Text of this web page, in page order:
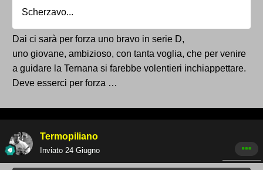
Scherzavo...
Dai ci sarà per forza uno bravo in serie D,
uno giovane, ambizioso, con tanta voglia, che per venire
a guidare la Ternana si farebbe volentieri inchiappettare.
Deve esserci per forza …
Termopiliano
Inviato 24 Giugno